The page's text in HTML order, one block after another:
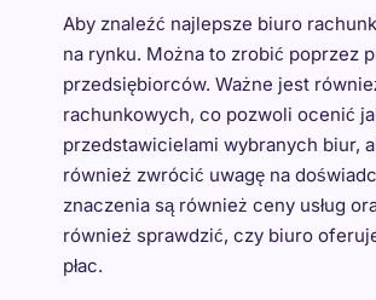
Aby znaleźć najlepsze biuro
na rynku. Można to zrobić poprzez
przedsiębiorców. Ważne jest
rachunkowych, co pozwoli ocenić
przedstawicielami wybranych biur,
również zwrócić uwagę na
znaczenia są również ceny usług
również sprawdzić, czy biuro
płac.